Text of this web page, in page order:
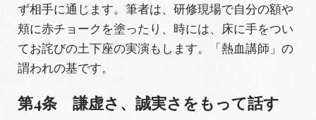
ず相手に通じます。筆者は、研修現場で自分の額や
頬に赤チョークを塗ったり、時には、床に手をつい
てお詫びの土下座の実演もします。「熱血講師」の
謂われの基です。
第4条 謙虚さ、誠実さをもって話す